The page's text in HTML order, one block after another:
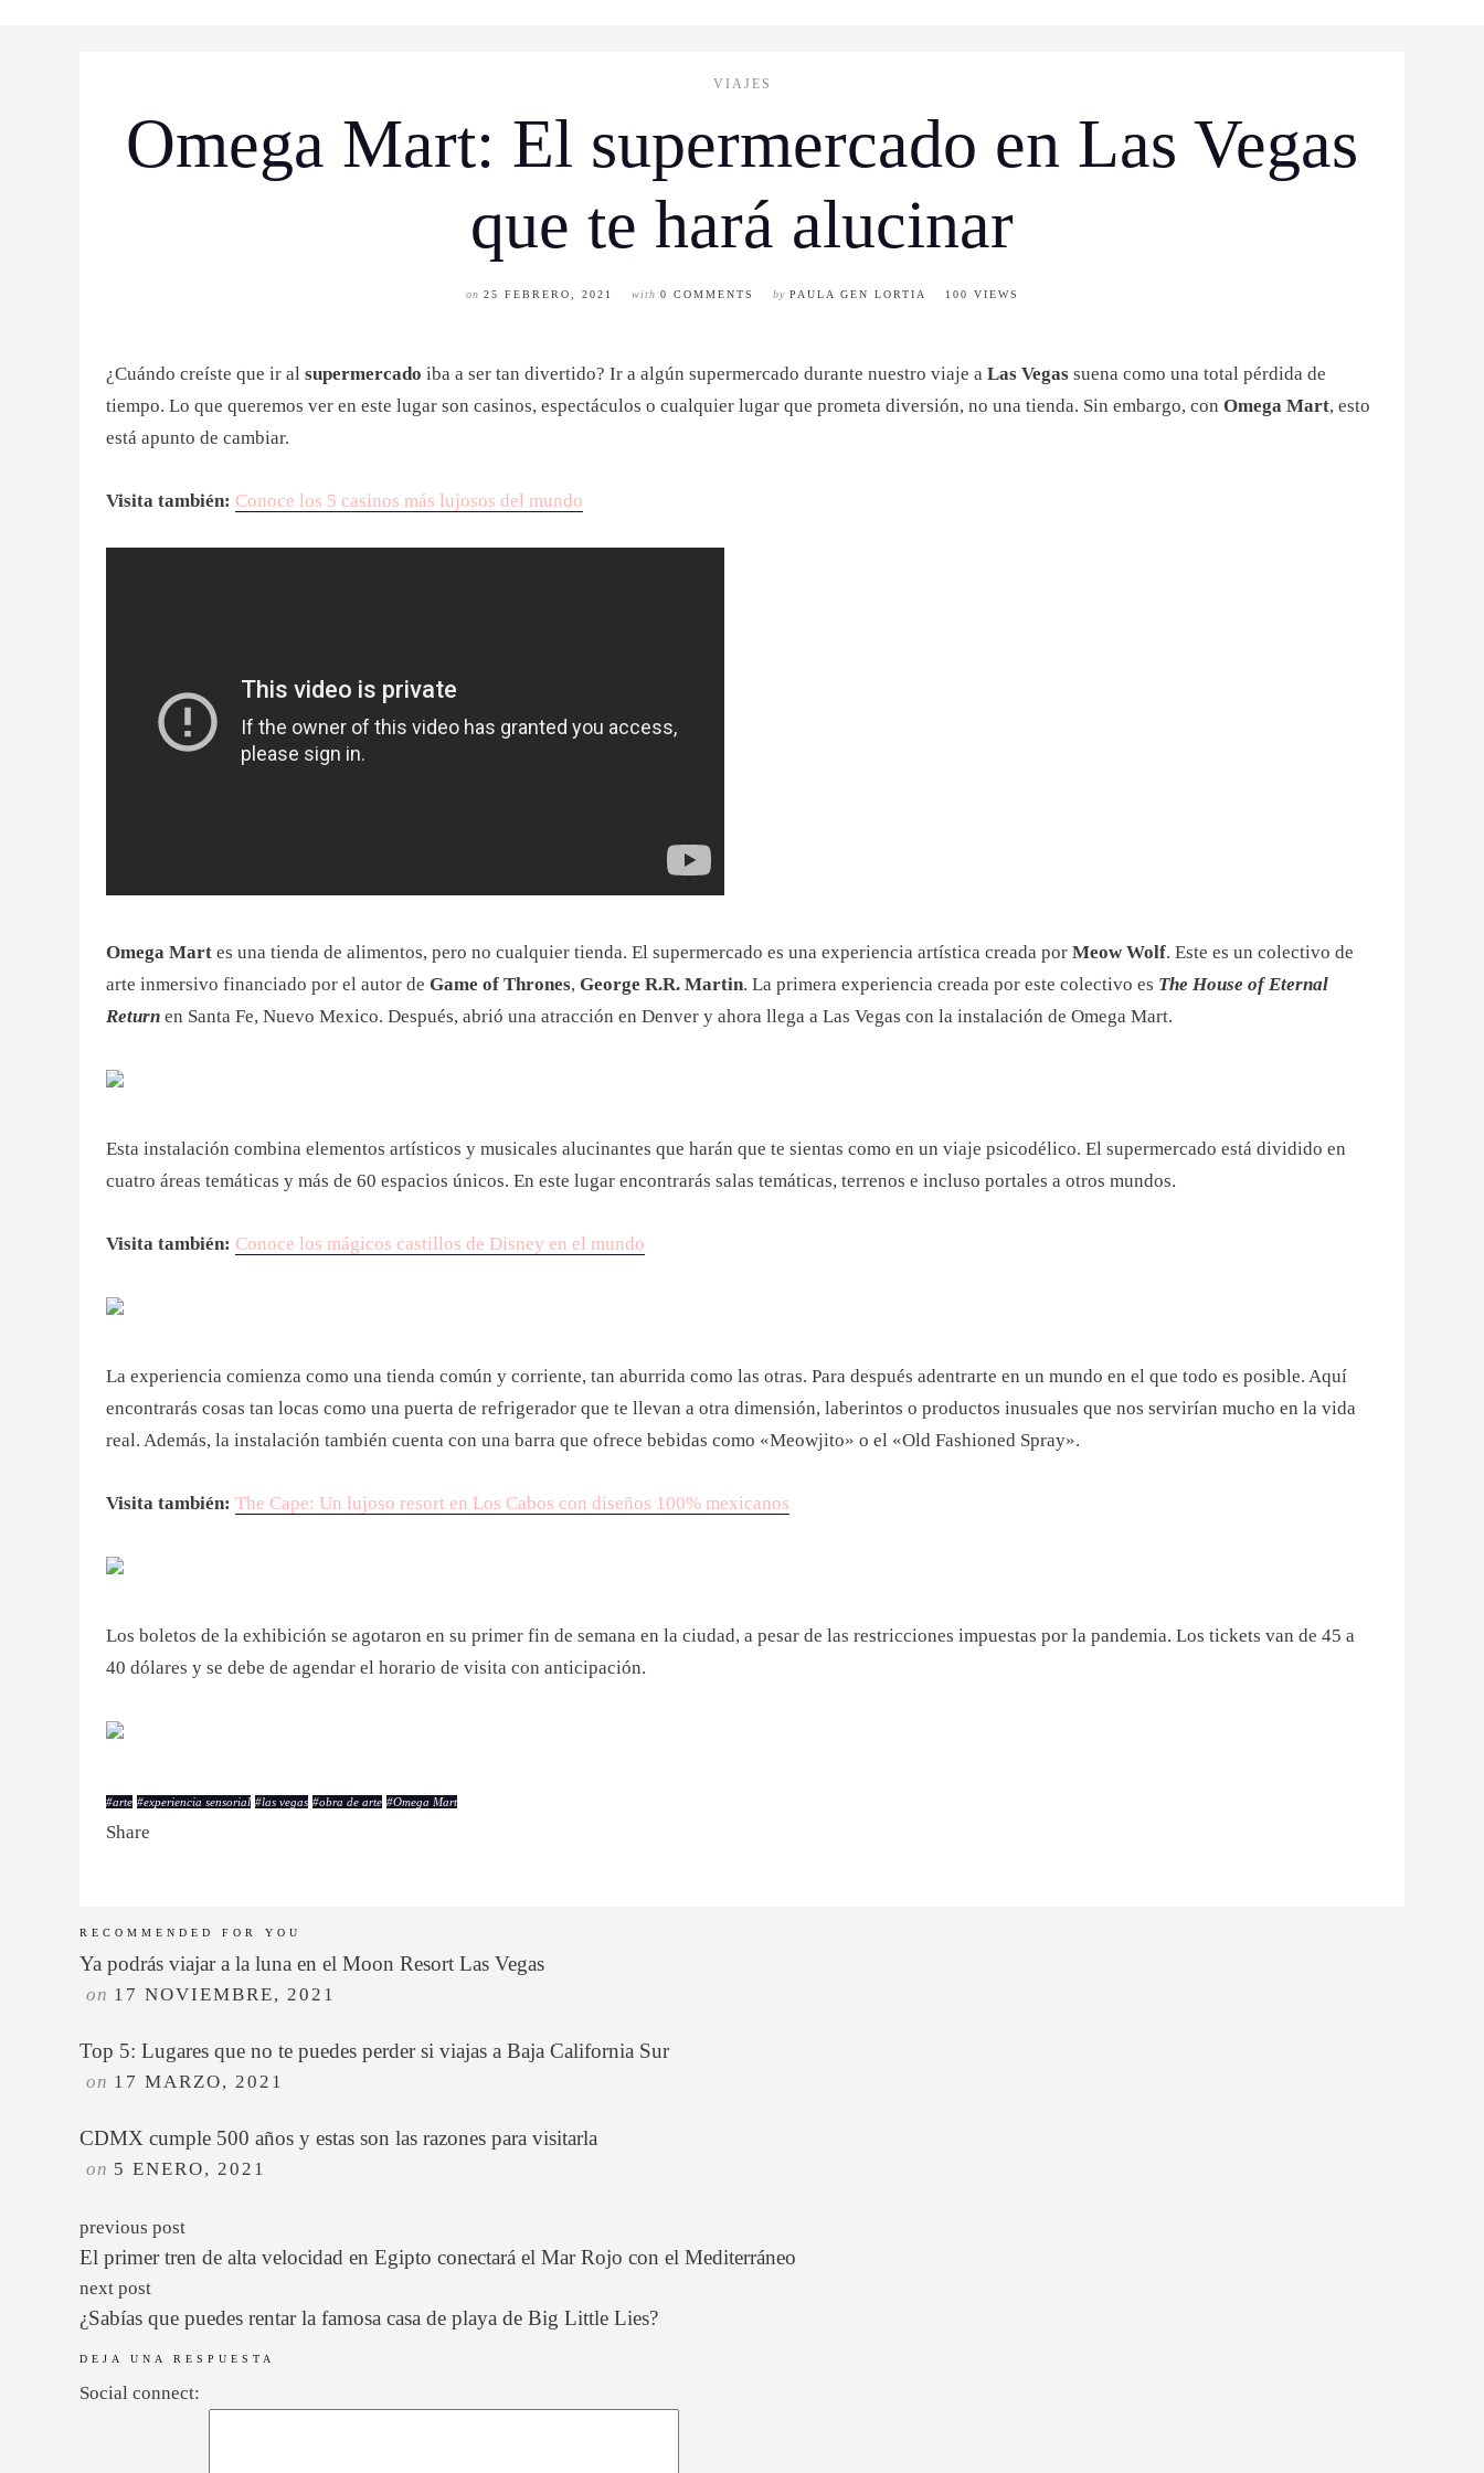
VIAJES
Omega Mart: El supermercado en Las Vegas
que te hará alucinar
on 25 FEBRERO, 2021 with 0 COMMENTS by PAULA GEN LORTIA 100 VIEWS
¿Cuándo creíste que ir al supermercado iba a ser tan divertido? Ir a algún supermercado durante nuestro viaje a Las Vegas suena como una total pérdida de
tiempo. Lo que queremos ver en este lugar son casinos, espectáculos o cualquier lugar que prometa diversión, no una tienda. Sin embargo, con Omega Mart, esto
está apunto de cambiar.
Visita también: Conoce los 5 casinos más lujosos del mundo
Omega Mart es una tienda de alimentos, pero no cualquier tienda. El supermercado es una experiencia artística creada por Meow Wolf. Este es un colectivo de
arte inmersivo financiado por el autor de Game of Thrones, George R.R. Martin. La primera experiencia creada por este colectivo es The House of Eternal
Return en Santa Fe, Nuevo Mexico. Después, abrió una atracción en Denver y ahora llega a Las Vegas con la instalación de Omega Mart.
Esta instalación combina elementos artísticos y musicales alucinantes que harán que te sientas como en un viaje psicodélico. El supermercado está dividido en
cuatro áreas temáticas y más de 60 espacios únicos. En este lugar encontrarás salas temáticas, terrenos e incluso portales a otros mundos.
Visita también: Conoce los mágicos castillos de Disney en el mundo
La experiencia comienza como una tienda común y corriente, tan aburrida como las otras. Para después adentrarte en un mundo en el que todo es posible. Aquí
encontrarás cosas tan locas como una puerta de refrigerador que te llevan a otra dimensión, laberintos o productos inusuales que nos servirían mucho en la vida
real. Además, la instalación también cuenta con una barra que ofrece bebidas como «Meowjito» o el «Old Fashioned Spray».
Visita también: The Cape: Un lujoso resort en Los Cabos con diseños 100% mexicanos
Los boletos de la exhibición se agotaron en su primer fin de semana en la ciudad, a pesar de las restricciones impuestas por la pandemia. Los tickets van de 45 a
40 dólares y se debe de agendar el horario de visita con anticipación.
#arte #experiencia sensorial #las vegas #obra de arte #Omega Mart
Share
RECOMMENDED FOR YOU
Ya podrás viajar a la luna en el Moon Resort Las Vegas
on 17 NOVIEMBRE, 2021
Top 5: Lugares que no te puedes perder si viajas a Baja California Sur
on 17 MARZO, 2021
CDMX cumple 500 años y estas son las razones para visitarla
on 5 ENERO, 2021
previous post
El primer tren de alta velocidad en Egipto conectará el Mar Rojo con el Mediterráneo
next post
¿Sabías que puedes rentar la famosa casa de playa de Big Little Lies?
DEJA UNA RESPUESTA
Social connect: